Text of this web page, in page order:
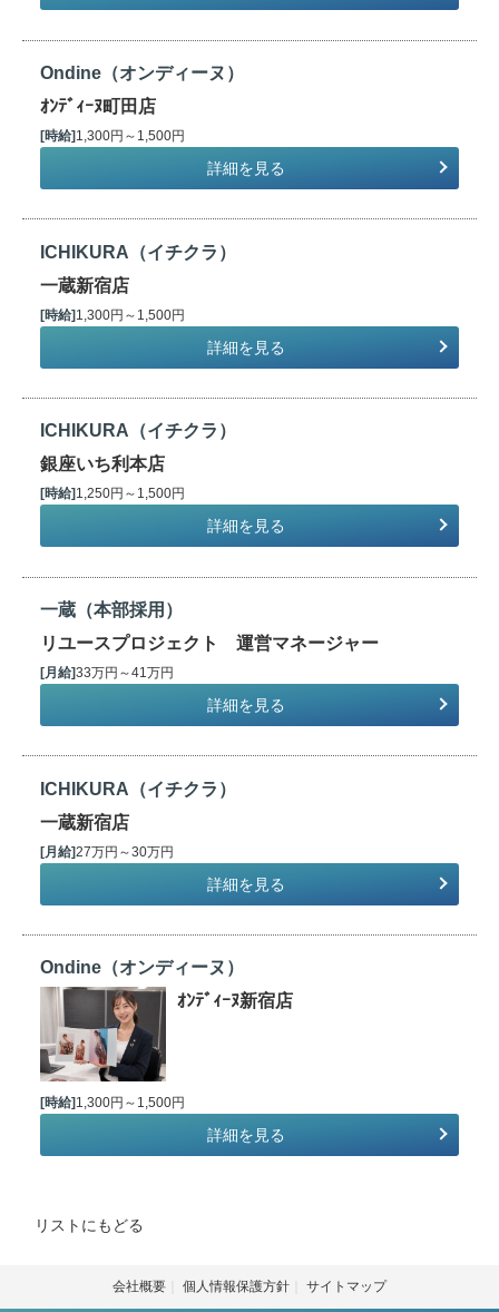
Ondine（オンディーヌ）
ｵﾝﾃﾞｨｰﾇ町田店
[時給]1,300円～1,500円
詳細を見る
ICHIKURA（イチクラ）
一蔵新宿店
[時給]1,300円～1,500円
詳細を見る
ICHIKURA（イチクラ）
銀座いち利本店
[時給] 1,250円～1,500円
詳細を見る
一蔵（本部採用）
リユースプロジェクト 運営マネージャー
[月給]33万円～41万円
詳細を見る
ICHIKURA（イチクラ）
一蔵新宿店
[月給]27万円～30万円
詳細を見る
Ondine（オンディーヌ）
ｵﾝﾃﾞｨｰﾇ新宿店
[時給]1,300円～1,500円
詳細を見る
リストにもどる
会社概要 個人情報保護方針 サイトマップ